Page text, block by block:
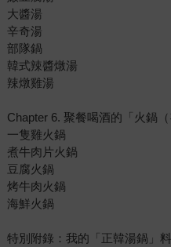
大醬湯
辛奇湯
部隊鍋
韓式辣醬燉湯
辣燉雞湯
Chapter 6. 聚餐喝酒的「火鍋（
一隻雞火鍋
煮牛肉片火鍋
豆腐火鍋
烤牛肉火鍋
海鮮火鍋
特別附錄：我的「正韓湯鍋」